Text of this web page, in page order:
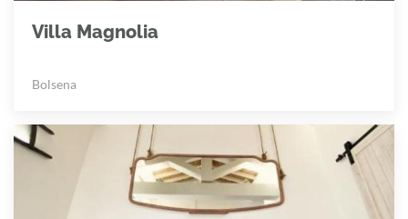
Villa Magnolia
Bolsena